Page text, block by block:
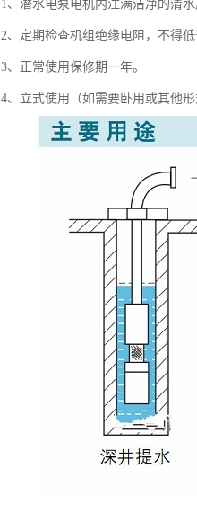
1、潜水电泵电机内注满洁净的清
2、定期检查机组绝缘电阻，不得低
3、正常使用保修期一年。
4、立式使用（如需要卧用或其他